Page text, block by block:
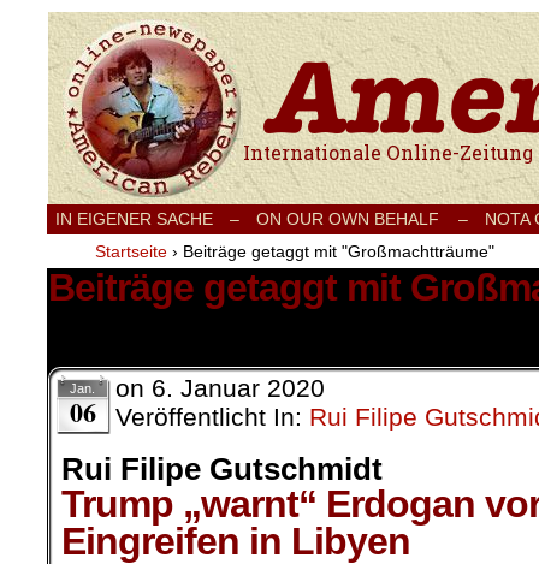
Internationale Onlinezeitung für Frieden,
IN EIGENER SACHE – ON OUR OWN BEHALF –
NOTA
Startseite › Beiträge getaggt mit "Großmachtträume"
Beiträge getaggt mit
Jan.
06
on 6. Januar 2020
Veröffentlicht In: Rui Filipe
Rui Filipe Gutschmidt
Trump „warnt“ Erdogan
Eingreifen in Libyen